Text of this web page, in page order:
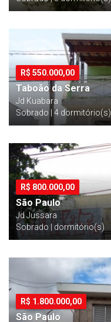
R$ 550.000,00
Taboão da Serra
Jd Kuabara
Sobrado | 4 dormitório(s)
R$ 800.000,00
São Paulo
Jd Jussara
Sobrado | dormitório(s)
R$ 1.800.000,00
São Paulo